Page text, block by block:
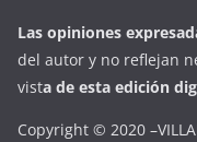
Las opiniones
del autor y no reflejan
vista de esta edición
Copyright © 2020